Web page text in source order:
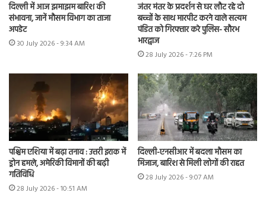
दिल्ली में आज झमाझम बारिश की
संभावना, जानें मौसम विभाग का ताजा
अपडेट
30 July 2026 - 9:34 AM
जंतर मंतर के प्रदर्शन से घर लौट रहे दो
बच्चों के साथ मारपीट करने वाले सत्यम
पंडित को गिरफ्तार करे पुलिस- सौरभ
भारद्वाज
28 July 2026 - 7:26 PM
पश्चिम एशिया में बढ़ा तनाव : उत्तरी इराक में
ड्रोन हमले, अमेरिकी विमानों की बढ़ी
गतिविधि
28 July 2026 - 10:51 AM
दिल्ली-एनसीआर में बदला मौसम का
मिजाज, बारिश से मिली लोगों की राहत
28 July 2026 - 9:07 AM